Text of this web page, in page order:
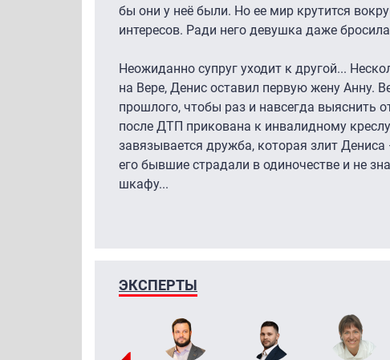
бы они у неё были. Но ее мир крутится
интересов. Ради него девушка даже
Неожиданно супруг уходит к другой...
на Вере, Денис оставил первую жену Анну.
прошлого, чтобы раз и навсегда выяснить
после ДТП прикована к инвалидному
завязывается дружба, которая злит
его бывшие страдали в одиночестве и не
шкафу...
ЭКСПЕРТЫ